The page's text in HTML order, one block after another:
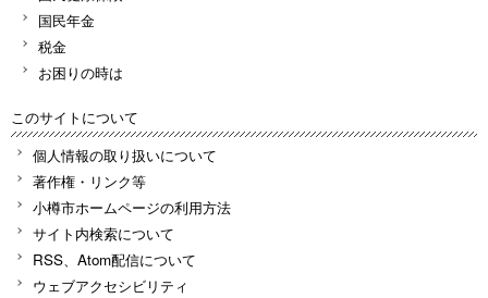
国民年金
税金
お困りの時は
このサイトについて
個人情報の取り扱いについて
著作権・リンク等
小樽市ホームページの利用方法
サイト内検索について
RSS、Atom配信について
ウェブアクセシビリティ